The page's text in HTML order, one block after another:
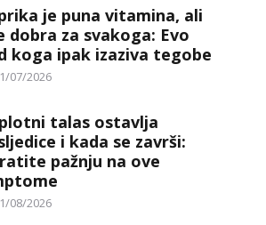
je puna vitamina, ali
dobra za svakoga: Evo
koga ipak izaziva tegobe
07/2026
talas ostavlja
i kada se završi:
pažnju na ove
08/2026